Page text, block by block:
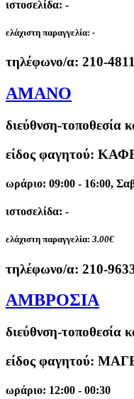
ιστοσελίδα: -
ελάχιστη παραγγελία: -
τηλέφωνο/α: 210-
AMANO
διεύθνση-τοποθεσία
είδος φαγητού:
ωράριο: 09:00 - 16:00,
ιστοσελίδα: -
ελάχιστη παραγγελία: 3.00€
τηλέφωνο/α: 210-
ΑΜΒΡΟΣΙΑ
διεύθνση-τοποθεσία
είδος φαγητού:
ωράριο: 12:00 - 00:30